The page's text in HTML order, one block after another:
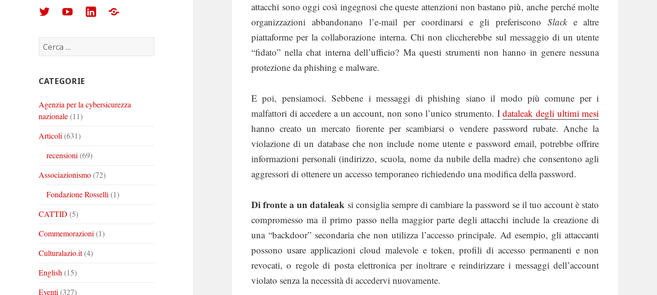
Arturo
Corinto
su
Arturo
Corinto
su
Arturo
su
Foto
Ricerca
per:
CATEGORIE
Agenzia per la cybersicurezza
nazionale(11)
Articoli (631)
recensioni (69)
Associazionismo(72)
Fondazione Rosselli (1)
CATTID (5)
Commemorazioni (1)
Culturalazio.it(4)
English (15)
Eventi (327)
attacchi sono oggi così ingegnosi che queste attenzioni non bastano più, anche perché molte
organizzazioni abbandonano l’e-mail per coordinarsi e gli preferiscono Slacke altre
piattaforme per la collaborazione interna. Chi non cliccherebbe sul messaggio di un utente
“fidato” nella chat interna dell’ufficio? Ma questi strumenti non hanno in genere nessuna
protezione da phishing e malware.
E poi, pensiamoci. Sebbene i messaggi di phishing siano il modo più comune per i
malfattori di accedere a un account, non sono l’unico strumento. Idataleak degli ultimi mesi
hanno creato un mercato fiorente per scambiarsi o vendere password rubate. Anche la
violazione di un database che non include nome utente e password email, potrebbe offrire
informazioni personali (indirizzo, scuola, nome da nubile della madre) che consentono agli
aggressori di ottenere un accesso temporaneo richiedendo una modifica della password.
Di fronte a un dataleak si consiglia sempre di cambiare la password se il tuo account è stato
compromesso ma il primo passo nella maggior parte degli attacchi include la creazione di
una “backdoor” secondaria che non utilizza l’accesso principale. Ad esempio, gli attaccanti
possono usare applicazioni cloud malevole e token, profili di accesso permanenti e non
revocati, o regole di posta elettronica per inoltrare e reindirizzare i messaggi dell’account
violato senza la necessità di accedervi nuovamente.